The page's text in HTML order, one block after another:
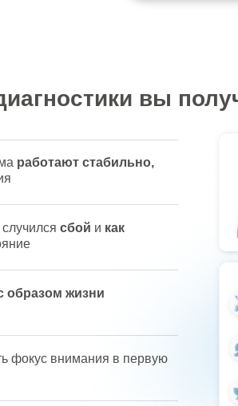
вы
фокус внимания в первую
образом жизни
сбой и как
работают стабильно,